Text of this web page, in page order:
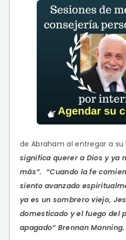
de Abraham al entregar a su
significa querer a Dios y ya
más”. “Cuando la fe
siento avanzado
ya es un sombrero viejo,
domesticado y el fuego del
apagado” Brennan Manning.